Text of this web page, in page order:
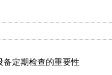
备定期检查的重要性